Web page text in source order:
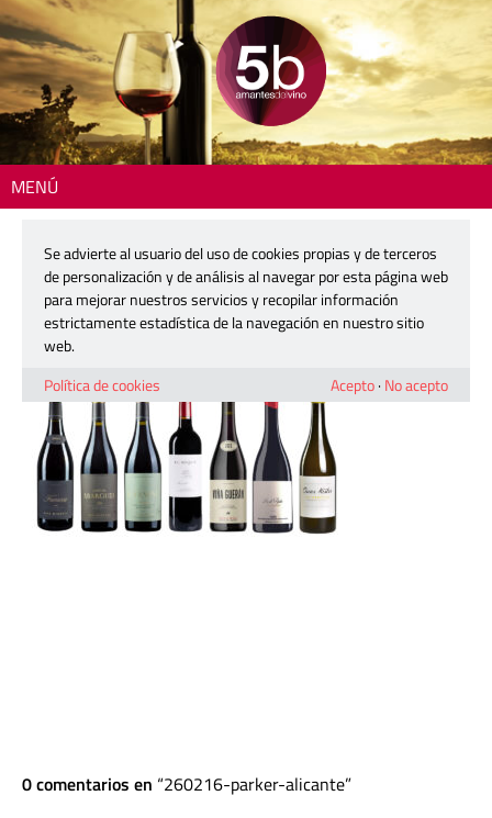
MENÚ
260216-parker-alicante
16 febrero, 2026
0 comentarios en 260216-parker-alicante
Se advierte al usuario del uso de cookies propias y de terceros
de personalización y de análisis al navegar por esta página web
para mejorar nuestros servicios y recopilar información
estrictamente estadística de la navegación en nuestro sitio
web.
Política de cookies
Acepto· No acepto